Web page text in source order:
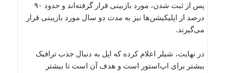
پس از ثبت شدن، مورد بازبینی قرار گرفته‌اند و حدود ۹۰
درصد از اپلیکیشن‌ها نیز به مدت دو سال مورد بازیبنی قرار
می‌گیرند.
در نهایت، شیلر اعلام کرده که اپل به دنبال جذب ترافیک
بیشتر برای اپ‌استور است و هدف آن است تا بیشتر